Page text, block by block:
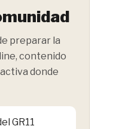
preparar la
contenido
donde
GR11